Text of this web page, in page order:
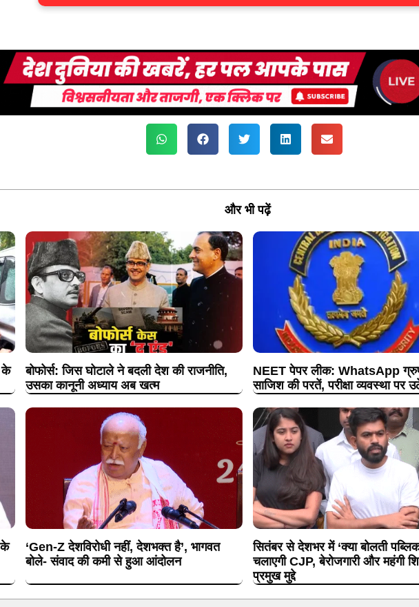
और भी पढ़ें
के
बोफोर्स: जिस घोटाले ने बदली देश की राजनीति,
उसका कानूनी अध्याय अब खत्म
NEET पेपर लीक: WhatsApp
साजिश की परतें, परीक्षा व्यवस्था पर
के
‘Gen-Z देशविरोधी नहीं, देशभक्त है’, भागवत
बोले- संवाद की कमी से हुआ आंदोलन
सितंबर से देशभर में ‘क्या बोलती
चलाएगी CJP, बेरोजगारी और महंगी
प्रमुख मुद्दे